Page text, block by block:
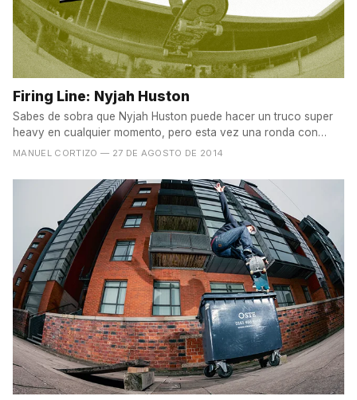
Firing Line: Nyjah Huston
Sabes de sobra que Nyjah Huston puede hacer un truco super
heavy en cualquier momento, pero esta vez una ronda con
unos...
MANUEL CORTIZO — 27 DE AGOSTO DE 2014